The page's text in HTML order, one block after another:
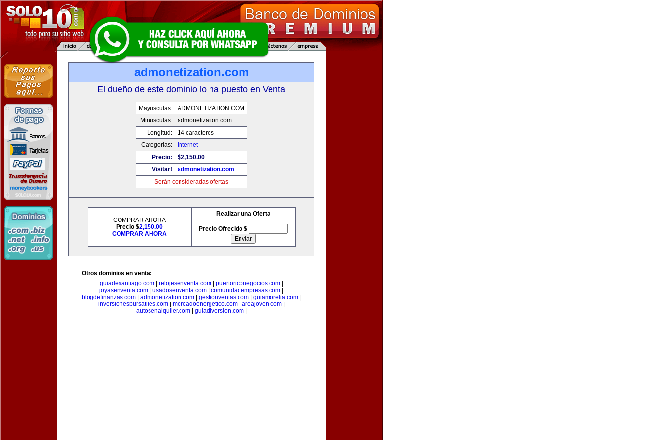
admonetization.com
El dueño de este dominio lo ha puesto en Venta
Mayusculas:
ADMONETIZATION.COM
Minusculas:
admonetization.com
Longitud:
14 caracteres
Categorias:
Internet
Precio:
$2,150.00
Visitar!
admonetization.com
Serán consideradas ofertas
COMPRAR AHORA
Precio $2,150.00
COMPRAR AHORA
Realizar una Oferta
Precio Ofrecido $
Otros dominios en venta:
guiadesantiago.com| relojesenventa.com| puertoriconegocios.com|
joyasenventa.com
usadosenventa.com comunidadempresas.com
blogdefinanzas.com
admonetization.com gestionventas.com guiamorelia.com
inversionesbursatiles.com| mercadoenergetico.com| areajoven.com|
autosenalquiler.com| guiadiversion.com|